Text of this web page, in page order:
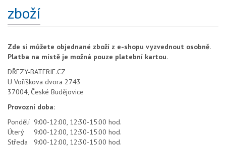
zboží
Zde si můžete objednané zboží z e-shopu vyzvednout osobně.
Platba na místě je možná pouze platební kartou.
DŘEZY-BATERIE.CZ
U Voříškova dvora 2743
37004, České Budějovice
Provozní doba:
Pondělí 9:00-12:00, 12:30-15:00 hod.
Úterý 9:00-12:00, 12:30-15:00 hod.
Středa 9:00-12:00, 12:30-15:00 hod.